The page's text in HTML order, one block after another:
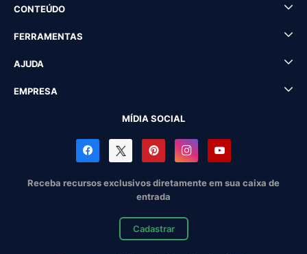
CONTEÚDO
FERRAMENTAS
AJUDA
EMPRESA
MÍDIA SOCIAL
Receba recursos exclusivos diretamente em sua caixa de
entrada
Cadastrar